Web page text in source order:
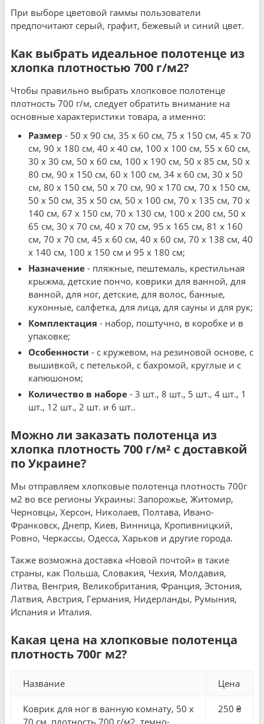
При выборе цветовой гаммы пользователи
предпочитают серый, графит, бежевый и синий цвет.
Как выбрать идеальное полотенце из
хлопка плотностью 700 г/м2?
Чтобы правильно выбрать хлопковое полотенце
плотность 700 г/м, следует обратить внимание на
основные характеристики товара, а именно:
Размер - 50 x 90 см, 35 x 60 см, 75 x 150 см, 45 x 70
см, 90 x 180 см, 40 x 40 см, 100 x 100 см, 55 x 60 см,
30 x 30 см, 50 x 60 см, 100 x 190 см, 50 x 85 см, 50 x
80 см, 90 x 150 см, 60 x 100 см, 34 x 60 см, 30 x 50
см, 80 x 150 см, 50 x 70 см, 90 x 170 см, 70 x 150 см,
50 x 50 см, 35 x 50 см, 50 x 100 см, 70 x 135 см, 70 x
140 см, 67 x 150 см, 70 x 130 см, 100 x 200 см, 50 x
65 см, 30 x 70 см, 40 x 70 см, 95 x 165 см, 81 x 160
см, 70 x 70 см, 45 x 60 см, 40 x 60 см, 70 x 138 см, 40
x 140 см, 100 x 150 см и 95 x 180 см;
Назначение - пляжные, пештемаль, крестильная
крыжма, детские пончо, коврики для ванной, для
ванной, для ног, детские, для волос, банные,
кухонные, салфетка, для лица, для сауны и для рук;
Комплектация - набор, поштучно, в коробке и в
упаковке;
Особенности - с кружевом, на резиновой основе, с
вышивкой, с петелькой, с бахромой, круглые и с
капюшоном;
Количество в наборе - 3 шт., 8 шт., 5 шт., 4 шт., 1
шт., 12 шт., 2 шт. и 6 шт..
Можно ли заказать полотенца из
хлопка плотность 700 г/м² с доставкой
по Украине?
Мы отправляем хлопковые полотенца плотность 700г
м2 во все регионы Украины: Запорожье, Житомир,
Черновцы, Херсон, Николаев, Полтава, Ивано-
Франковск, Днепр, Киев, Винница, Кропивницкий,
Ровно, Черкассы, Одесса, Харьков и другие города.
Также возможна доставка «Новой почтой» в такие
страны, как Польша, Словакия, Чехия, Молдавия,
Литва, Венгрия, Великобритания, Франция, Эстония,
Латвия, Австрия, Германия, Нидерланды, Румыния,
Испания и Италия.
Какая цена на хлопковые полотенца
плотность 700г м2?
Название Цена
Коврик для ног в ванную комнату, 50 x
70 см, плотность 700 г/м2, темно-
250 ₴